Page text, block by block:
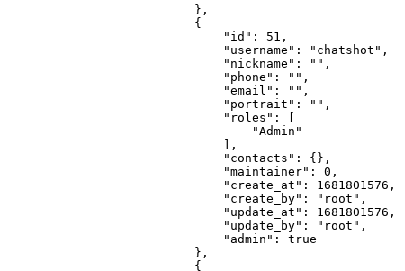
} ,
{
"id" : 51 ,
"username" : "chatshot" ,
"nickname" : "" ,
"phone" : "" ,
"email" : "" ,
"portrait" : "" ,
"roles" :
[
"Admin"
] ,
"contacts" : {} ,
"maintainer" : 0 ,
"create_at" : 1681801576 ,
"create_by" : "root" ,
"update_at" : 1681801576 ,
"update_by" : "root" ,
"admin" :
true
} ,
{